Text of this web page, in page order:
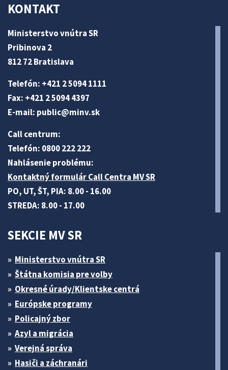
KONTAKT
Ministerstvo vnútra SR
Pribinova 2
812 72 Bratislava
Telefón: +421 2 5094 1111
Fax: +421 2 5094 4397
E-mail: public@minv.sk
Call centrum:
Telefón: 0800 222 222
Nahlásenie problému:
Kontaktný formulár Call Centra MV SR
PO, UT, ŠT, PIA: 8.00 - 16.00
STREDA: 8.00 - 17.00
SEKCIE MV SR
Ministerstvo vnútra SR
Štátna komisia pre volby
Okresné úrady/Klientske centrá
Európske programy
Policajný zbor
Azyl a migrácia
Verejná správa
Hasiči a záchranári